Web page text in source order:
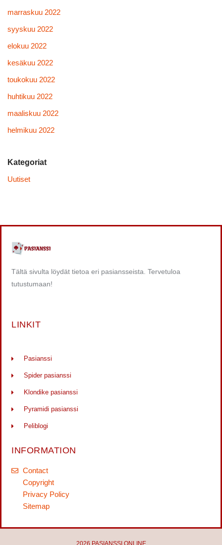
marraskuu 2022
syyskuu 2022
elokuu 2022
kesäkuu 2022
toukokuu 2022
huhtikuu 2022
maaliskuu 2022
helmikuu 2022
Kategoriat
Uutiset
Tältä sivulta löydät tietoa eri pasiansseista. Tervetuloa
tutustumaan!
LINKIT
Pasianssi
Spider pasianssi
Klondike pasianssi
Pyramidi pasianssi
Peliblogi
INFORMATION
Contact
Copyright
Privacy Policy
Sitemap
2026 PASIANSSI.ONLINE